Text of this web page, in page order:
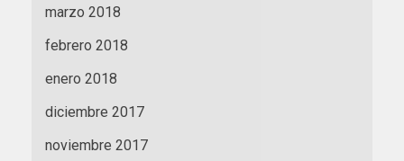
marzo 2018
febrero 2018
enero 2018
diciembre 2017
noviembre 2017